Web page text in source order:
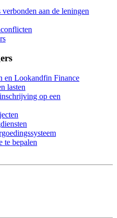
aan de leningen
en Lookandfin Finance
lasten
op een
te bepalen